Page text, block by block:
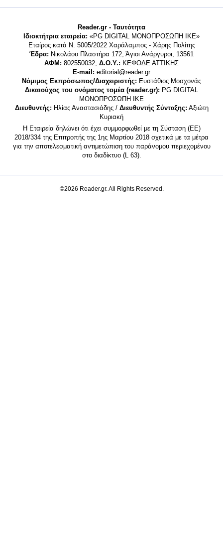
Reader.gr - Ταυτότητα
Ιδιοκτήτρια εταιρεία: «PG DIGITAL MONΟΠΡΟΣΩΠΗ ΙΚΕ»
Εταίρος κατά Ν. 5005/2022 Χαράλαμπος - Χάρης Πολίτης
Έδρα: Νικολάου Πλαστήρα 172, Άγιοι Ανάργυροι, 13561
ΑΦΜ: 802550032, Δ.Ο.Υ.: ΚΕΦΟΔΕ ΑΤΤΙΚΗΣ
E-mail: editorial@reader.gr
Νόμιμος Εκπρόσωπος/Διαχειριστής: Ευστάθιος Μοσχονάς
Δικαιούχος του ονόματος τομέα (reader.gr): PG DIGITAL
MONΟΠΡΟΣΩΠΗ ΙΚΕ
Διευθυντής: Ηλίας Αναστασιάδης / Διευθυντής Σύνταξης: Αξιώτη
Κυριακή
Η Εταιρεία δηλώνει ότι έχει συμμορφωθεί με τη Σύσταση (ΕΕ)
2018/334 της Επιτροπής της 1ης Μαρτίου 2018 σχετικά με τα μέτρα
για την αποτελεσματική αντιμετώπιση του παράνομου περιεχομένου
στο διαδίκτυο (L 63).
©2026 Reader.gr. All Rights Reserved.